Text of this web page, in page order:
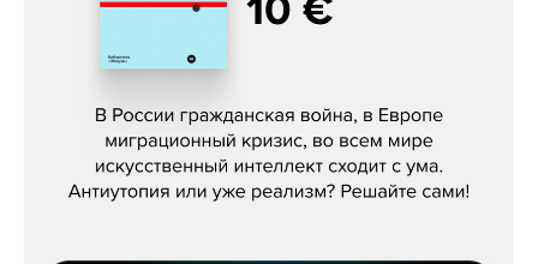
Константин Зарубин, «Наше сердце